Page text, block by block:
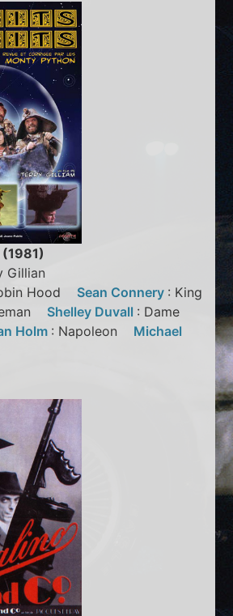
Gillian
Hood Sean Connery : King
Shelley Duvall : Dame
Holm : Napoleon Michael